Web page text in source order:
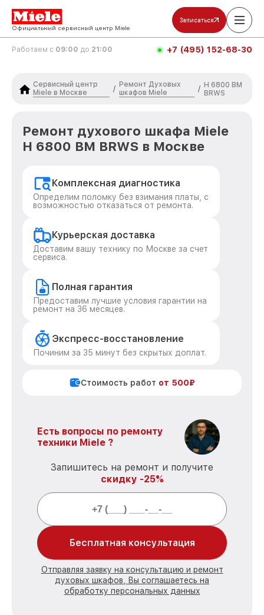
Официальный сервисный центр Miele
Записаться
Работаем с 09:00 до 21:00 +7 (495) 152-68-30
Сервисный центр
Miele в Москве
/
Ремонт Духовых
шкафов Miele
/ H 6800 BM
BRWS
Ремонт духового шкафа Miele
H 6800 BM BRWS в Москве
Комплексная диагностика
Определим поломку без взимания платы, с
возможностью отказаться от ремонта.
Курьерская доставка
Доставим вашу технику по Москве за счет
сервиса.
Полная гарантия
Предоставим лучшие условия гарантии на
ремонт на 36 месяцев.
Экспресс-восстановление
Починим за 35 минут без скрытых доплат.
Стоимость работ от 500₽
Есть вопросы по ремонту
техники Miele ?
Запишитесь на ремонт и получите
скидку -25%
Бесплатная консультация
Отправляя заявку на консультацию и ремонт
духовых шкафов, Вы соглашаетесь на
обработку персональных данных